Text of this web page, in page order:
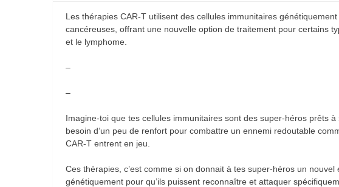
Les thérapies CAR-T utilisent des cellules immunitaires
cancéreuses, offrant une nouvelle option de traitement pour certains
et le lymphome.
–
–
Imagine-toi que tes cellules immunitaires sont des super-héros prêts
besoin d’un peu de renfort pour combattre un ennemi redoutable
CAR-T entrent en jeu.
Ces thérapies, c’est comme si on donnait à tes super-héros un
génétiquement pour qu’ils puissent reconnaître et attaquer